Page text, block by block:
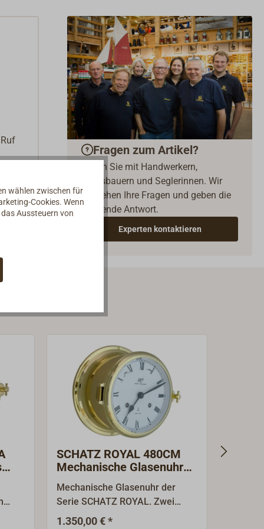
Fragen zum Artikel?
Reden Sie mit Handwerkern,
Bootsbauern und Seglerinnen. Wir
verstehen Ihre Fragen und geben die
passende Antwort.
Experten kontaktieren
SCHATZ ROYAL 480CM
Mechanische Glasenuhr
römisch aus Messing
Mechanische Glasenuhr der
Serie SCHATZ ROYAL. Zwei
getrennte Aufziehwerke
1.350,00 € *
wählen zwischen für
Cookies. Wenn
Aussteuern von